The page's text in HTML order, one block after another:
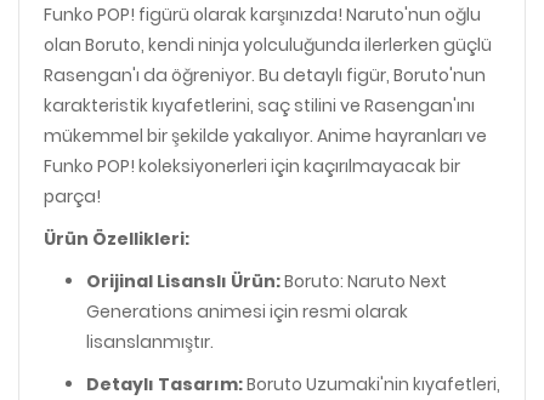
Funko POP! figürü olarak karşınızda! Naruto'nun oğlu
olan Boruto, kendi ninja yolculuğunda ilerlerken güçlü
Rasengan'ı da öğreniyor. Bu detaylı figür, Boruto'nun
karakteristik kıyafetlerini, saç stilini ve Rasengan'ını
mükemmel bir şekilde yakalıyor. Anime hayranları ve
Funko POP! koleksiyonerleri için kaçırılmayacak bir
parça!
Ürün Özellikleri:
Orijinal Lisanslı Ürün:Boruto: Naruto Next
Generations animesi için resmi olarak
lisanslanmıştır.
Detaylı Tasarım:Boruto Uzumaki'nin kıyafetleri,